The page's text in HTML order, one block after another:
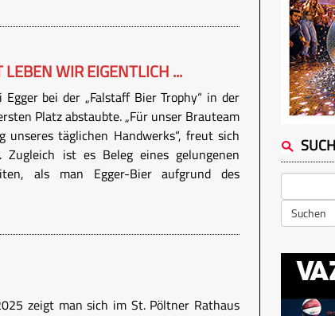
WIR EIGENTLICH ...
bei der „Falstaff Bier Trophy“ in der
Platz abstaubte. „Für unser Brauteam
unseres täglichen Handwerks“, freut sich
Zugleich ist es Beleg eines gelungenen
als man Egger-Bier aufgrund des
zeigt man sich im St. Pöltner Rathaus
Suchen